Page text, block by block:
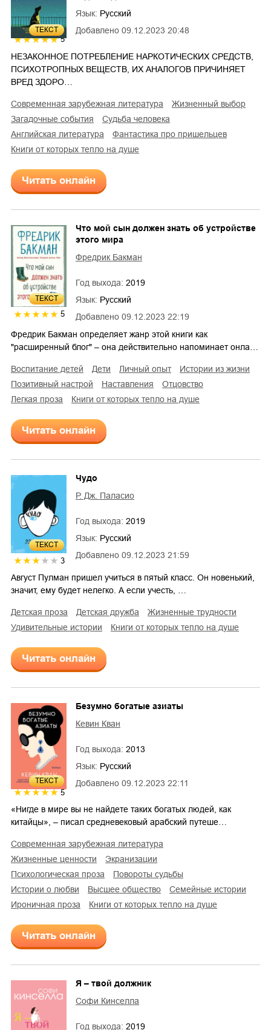
ТЕКСТ
5
Добавлено 09.12.2023 20:48
Язык: Русский
НЕЗАКОННОЕ ПОТРЕБЛЕНИЕ НАРКОТИЧЕСКИХ СРЕДСТВ,
ПСИХОТРОПНЫХ ВЕЩЕСТВ, ИХ АНАЛОГОВ ПРИЧИНЯЕТ
ВРЕД ЗДОРО…
современная зарубежная литература
жизненный выбор
загадочные события
судьба человека
английская литература
Фантастика про пришельцев
Книги от которых тепло на душе
Читать онлайн
ТЕКСТ
5 Добавлено 09.12.2023 22:19
Что мой сын должен знать об устройстве
этого мира
Фредрик Бакман
Год выхода: 2019
Язык: Русский
Фредрик Бакман определяет жанр этой книги как
"расширенный блог" – она действительно напоминает онла…
воспитание детей дети личный опыт
истории из жизни
позитивный настрой
наставления
отцовство
легкая проза
Книги от которых тепло на душе
Читать онлайн
ТЕКСТ
3
Добавлено 09.12.2023 21:59
Чудо
Р. Дж. Паласио
Год выхода: 2019
Язык: Русский
Август Пулман пришел учиться в пятый класс. Он новенький,
значит, ему будет нелегко. А если учесть, …
детская проза детская дружба
жизненные трудности
удивительные истории
Книги от которых тепло на душе
Читать онлайн
ТЕКСТ
5
Добавлено 09.12.2023 22:11
Безумно богатые азиаты
Кевин Кван
Год выхода: 2013
Язык: Русский
«Нигде в мире вы не найдете таких богатых людей, как
китайцы», – писал средневековый арабский путеше…
современная зарубежная литература
жизненные ценности
экранизации
психологическая проза
повороты судьбы
истории о любви
высшее общество
семейные истории
ироничная проза
Книги от которых тепло на душе
Читать онлайн
Я – твой должник
Софи Кинселла
Год выхода: 2019